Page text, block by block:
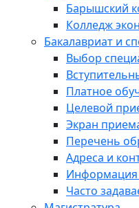
Барышский
Колледж
Бакалавриат и
Выбор
Платное
Целевой
Экран
Перечень
Адреса и
Информация
Часто